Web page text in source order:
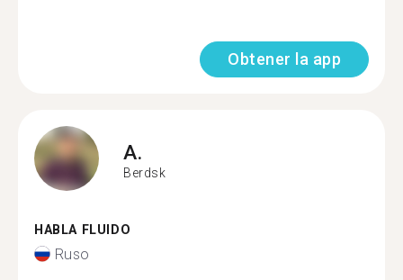
Obtener la app
A.
Berdsk
HABLA FLUIDO
Ruso